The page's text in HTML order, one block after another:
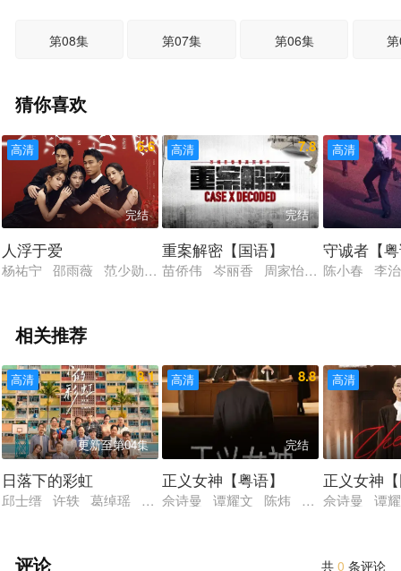
第08集 第07集 第06集
猜你喜欢
高清 6.6
完结
人浮于爱
杨祐宁 邵雨薇 范少勋 宋芸桦 简嫚书
高清 7.8
完结
重案解密【国语】
苗侨伟 岑丽香 周家怡 朱晨丽 梁
高清
守诚者【
陈小春 李
相关推荐
高清 8.1
更新至第04集
日落下的彩虹
邱士缙 许轶 葛绰瑶 唐诗咏 潘灿良 许博文 夏雨 郭锋 吴
高清 8.8
完结
正义女神【粤语】
佘诗曼 谭耀文 陈炜 周嘉洛 许绍
高清
正义女神
佘诗曼 谭
共0 条评论
评论